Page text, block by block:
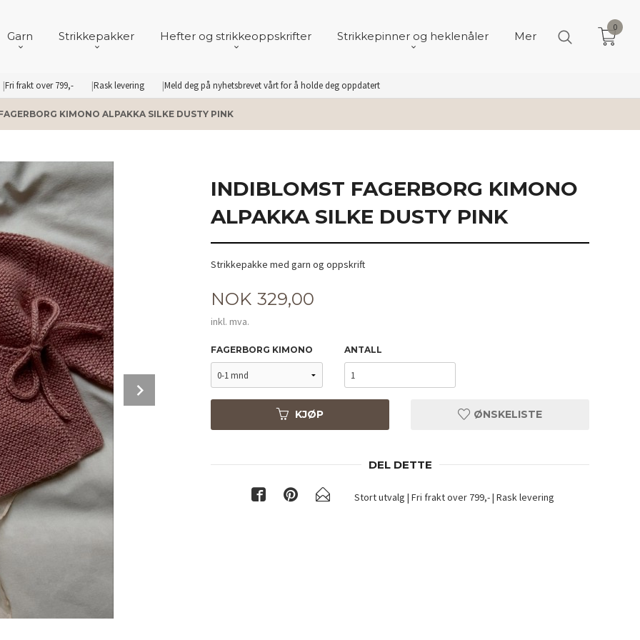
Fri frakt over 799,- Rask levering Meld deg på nyhetsbrevet vårt for å holde deg oppdatert
Garn Strikkepakker Hefter og strikkeoppskrifter Strikkepinner og heklenåler Mer
0
KIMONO ALPAKKA SILKE DUSTY PINK
INDIBLOMST FAGERBORG KIMONO
ALPAKKA SILKE DUSTY PINK
Strikkepakke med garn og oppskrift
Pris
NOK 329,00
inkl. mva.
FAGERBORG KIMONO ANTALL
KJØP ØNSKELISTE
DEL DETTE
Stort utvalg | Fri frakt over 799,- | Rask levering